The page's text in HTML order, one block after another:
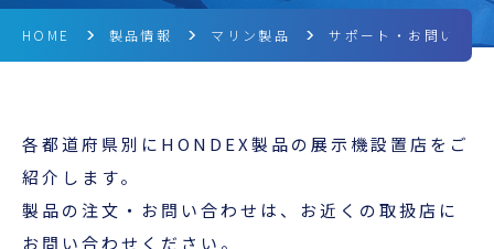
企業情報
ニュース
超音波科学館
HOME 製品情報 マリン製品 サポート・お問い合わ
各都道府県別にHONDEX製品の展示機設置店をご
紹介します。
製品の注文・お問い合わせは、お近くの取扱店に
お問い合わせください。